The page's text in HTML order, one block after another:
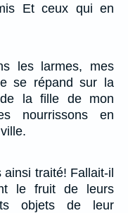
Et ceux qui en
les larmes, mes
se répand sur la
la fille de mon
nourrissons en
traité! Fallait-il
le fruit de leurs
objets de leur